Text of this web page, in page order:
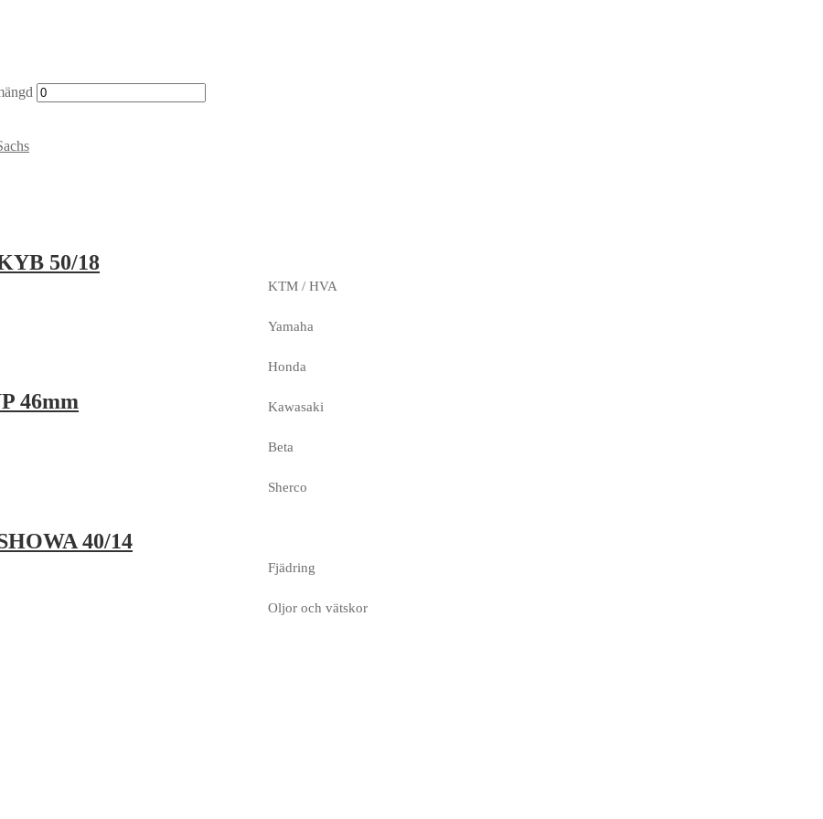
50/18
46mm
40/14
KTM / HVA
Yamaha
Honda
Kawasaki
Beta
Sherco
Fjädring
Oljor och vätskor